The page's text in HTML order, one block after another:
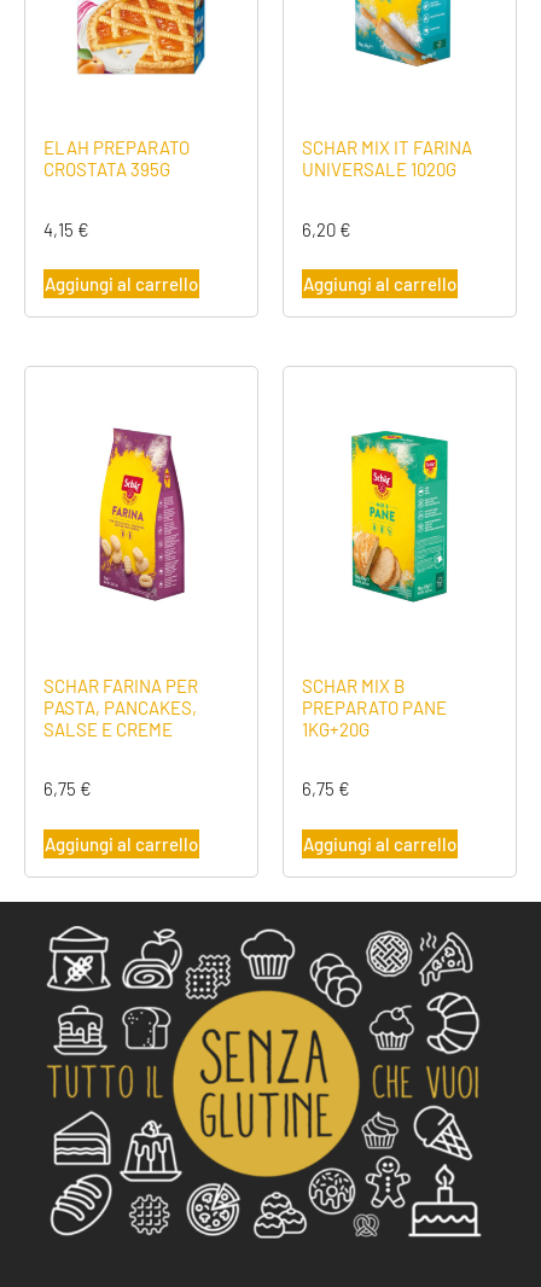
ELAH PREPARATO
CROSTATA 395G
4,15 €
Aggiungi al carrello
SCHAR MIX IT FARINA
UNIVERSALE 1020G
6,20 €
Aggiungi al carrello
SCHAR FARINA PER
PASTA, PANCAKES,
SALSE E CREME
6,75 €
Aggiungi al carrello
SCHAR MIX B
PREPARATO PANE
1KG+20G
6,75 €
Aggiungi al carrello